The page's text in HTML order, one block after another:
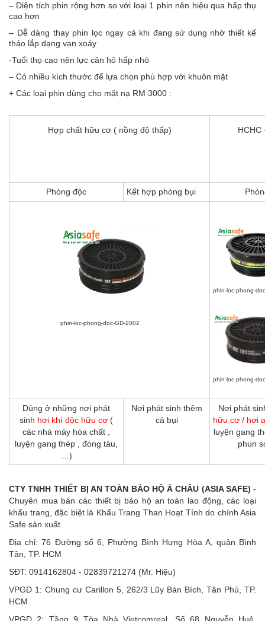
– Diện tích phin rộng hơn so với loại 1 phin nên hiệu qua hấp thụ
cao hơn
– Dễ dàng thay phin lọc ngay cả khi đang sử dụng nhờ thiết kế
tháo lắp dạng van xoáy
-Tuổi thọ cao nên lực cản hô hấp nhỏ
– Có nhiều kích thước để lựa chọn phù hợp với khuôn mặt
+ Các loại phin dùng cho mặt nạ RM 3000 :
Hợp chất hữu cơ ( nồng độ thấp) HCHC
Phòng độc Kết hợp phòng bụi
phin-loc-phong-doc-GD-2002
phin-loc-phong-
phin-loc-phong-
Dùng ở những nơi phát
sinh hơi khí độc hữu cơ (
các nhà máy hóa chất ,
luyện gang thép , đóng tàu,
…)
Nơi phát sinh thêm
cả bụi
Nơi phát
hữu cơ / hơi
luyện gang
phun
CTY TNHH THIẾT BỊ AN TOÀN BẢO HỘ Á CHÂU (ASIA SAFE) -
Chuyên mua bán các thiết bị bảo hộ an toàn lao động, các loại
khẩu trang, đặc biệt là Khẩu Trang Than Hoạt Tính do chính Asia
Safe sản xuất.
Địa chỉ: 76 Đường số 6, Phường Bình Hưng Hòa A, quận Bình
Tân, TP. HCM
SĐT: 0914162804 - 02839721274 (Mr. Hiệu)
VPGD 1: Chung cư Carillon 5, 262/3 Lũy Bán Bích, Tân Phú, TP.
HCM